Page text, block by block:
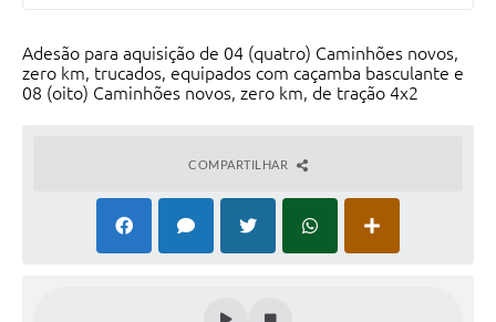
Adesão para aquisição de 04 (quatro) Caminhões novos,
zero km, trucados, equipados com caçamba basculante e
08 (oito) Caminhões novos, zero km, de tração 4x2
COMPARTILHAR